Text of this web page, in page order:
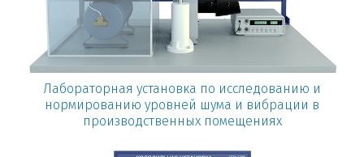
Лабораторная установка по исследованию и
нормированию уровней шума и вибрации в
производственных помещениях